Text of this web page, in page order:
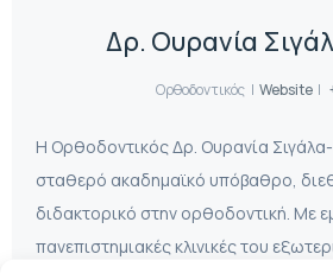
Δρ. Ουρανία
Ορθοδοντικός | Website |
Η Ορθοδοντικός Δρ. Ουρανία
σταθερό ακαδημαϊκό υπόβαθρο,
διδακτορικό στην ορθοδοντική. Με
πανεπιστημιακές κλινικές του